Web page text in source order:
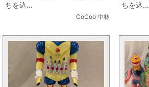
ちを込...
CoCoo 中林
ちを込...